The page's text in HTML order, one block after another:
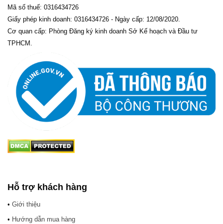
Mã số thuế: 0316434726
Giấy phép kinh doanh: 0316434726 - Ngày cấp: 12/08/2020.
Cơ quan cấp: Phòng Đăng ký kinh doanh Sở Kế hoạch và Đầu tư
TPHCM.
Hỗ trợ khách hàng
• Giới thiệu
• Hướng dẫn mua hàng